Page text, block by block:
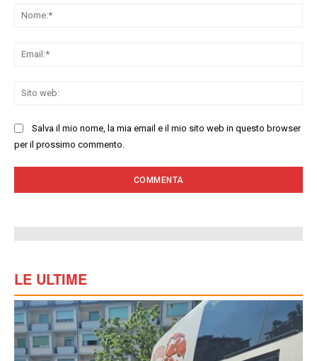
Salva il mio nome, la mia email e il mio sito web in questo browser
per il prossimo commento.
LE ULTIME